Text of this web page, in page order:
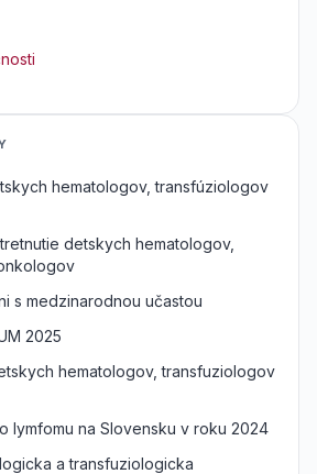
hematologov, transfúziologov
detskych hematologov,
s medzinarodnou učastou
2025
hematologov, transfuziologov
lymfomu na Slovensku v roku 2024
a transfuziologicka